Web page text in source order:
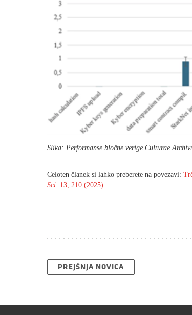
Slika: Performanse bločne verige Culturae
Celoten članek si lahko preberete na povezavi:
Sci. 13, 210 (2025).
PREJŠNJA NOVICA